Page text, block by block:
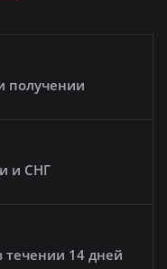
получении
и СНГ
течении 14 дней